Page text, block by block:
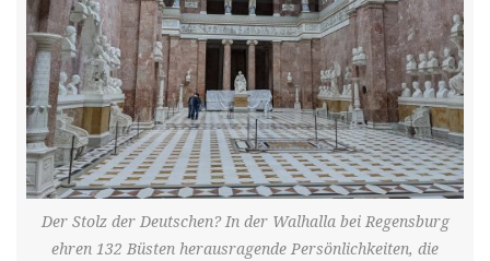
Der Stolz der Deutschen? In der Walhalla bei Regensburg
ehren 132 Büsten herausragende Persönlichkeiten, die